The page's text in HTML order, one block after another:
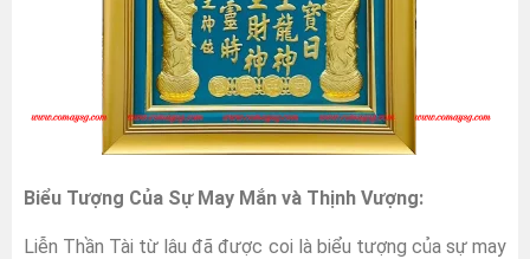
Biểu Tượng Của Sự May Mắn và Thịnh Vượng:
Liễn Thần Tài từ lâu đã được coi là biểu tượng của sự may